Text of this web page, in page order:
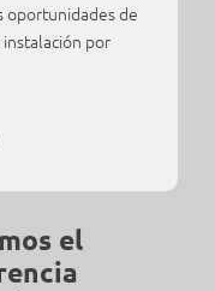
oportunidades de
por
el